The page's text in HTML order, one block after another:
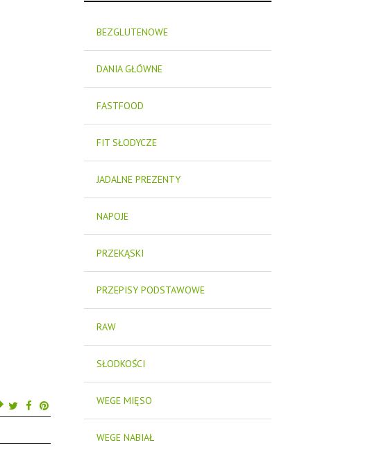
BEZGLUTENOWE
DANIA GŁÓWNE
FASTFOOD
FIT SŁODYCZE
JADALNE PREZENTY
NAPOJE
PRZEKĄSKI
PRZEPISY PODSTAWOWE
RAW
SŁODKOŚCI
WEGE MIĘSO
WEGE NABIAŁ